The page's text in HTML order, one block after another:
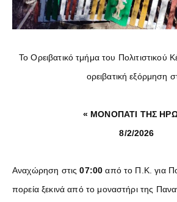
Το Ορειβατικό τμήμα του Πολιτιστικού
ορειβατική εξόρμηση
« ΜΟΝΟΠΑΤΙ ΤΗΣ
8/2/2026
Αναχώρηση στις07:00 από το Π.Κ. για
πορεία ξεκινά από το μοναστήρι της